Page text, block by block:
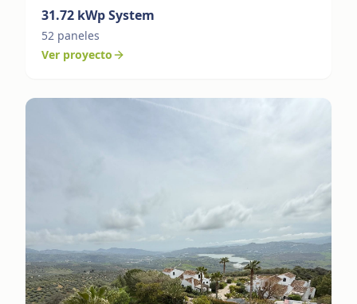
31.72 kWp System
52 paneles
Ver proyecto